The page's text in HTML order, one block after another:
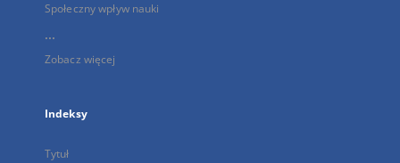
Społeczny wpływ nauki
...
Zobacz więcej
Indeksy
Tytuł